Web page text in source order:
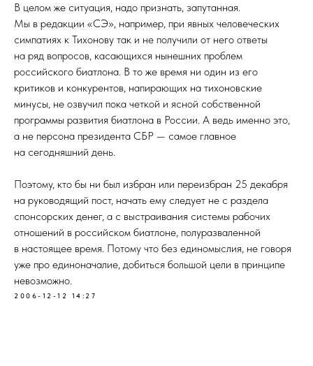
В целом же ситуация, надо признать, запутанная.
Мы в редакции «СЭ», например, при явных человеческих
симпатиях к Тихонову так и не получили от него ответы
на ряд вопросов, касающихся нынешних проблем
российского биатлона. В то же время ни один из его
критиков и конкурентов, напирающих на тихоновские
минусы, не озвучил пока четкой и ясной собственной
программы развития биатлона в России. А ведь именно это,
а не персона президента СБР — самое главное
на сегодняшний день.
Поэтому, кто бы ни был избран или переизбран 25 декабря
на руководящий пост, начать ему следует не с раздела
спонсорских денег, а с выстраивания системы рабочих
отношений в российском биатлоне, полуразваленной
в настоящее время. Потому что без единомыслия, не говоря
уже про единоначалие, добиться большой цели в принципе
невозможно.
2006-12-12 14:27